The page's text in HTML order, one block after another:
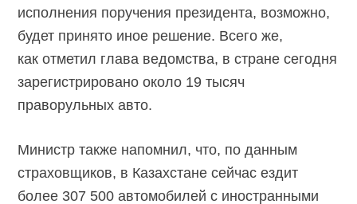
исполнения поручения президента, возможно,
будет принято иное решение. Всего же,
как отметил глава ведомства, в стране сегодня
зарегистрировано около 19 тысяч
праворульных авто.
Министр также напомнил, что, по данным
страховщиков, в Казахстане сейчас ездит
более 307 500 автомобилей с иностранными